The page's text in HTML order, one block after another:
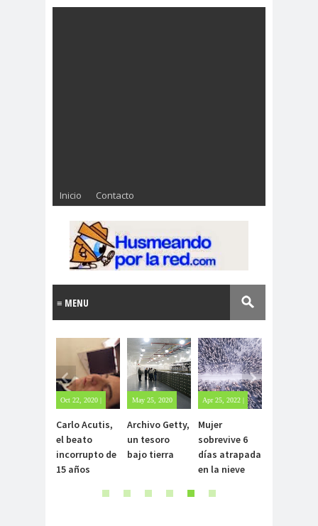
Inicio Contacto
Oct 22, 2020 |
Carlo Acutis,
el beato
incorrupto de
15 años
May 25, 2020
comentarios
Archivo Getty,
un tesoro
bajo tierra
Apr 25, 2022 |
comentarios
Mujer
sobrevive 6
días atrapada
en la nieve